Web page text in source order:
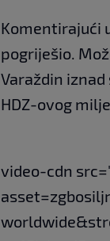
Komentirajući
pogriješio.
Varaždin
HDZ-ovog
video-cdn